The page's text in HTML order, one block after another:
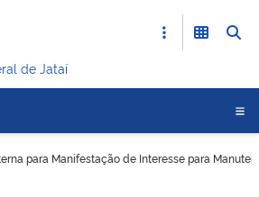
de Jataí
para Manifestação de Interesse para